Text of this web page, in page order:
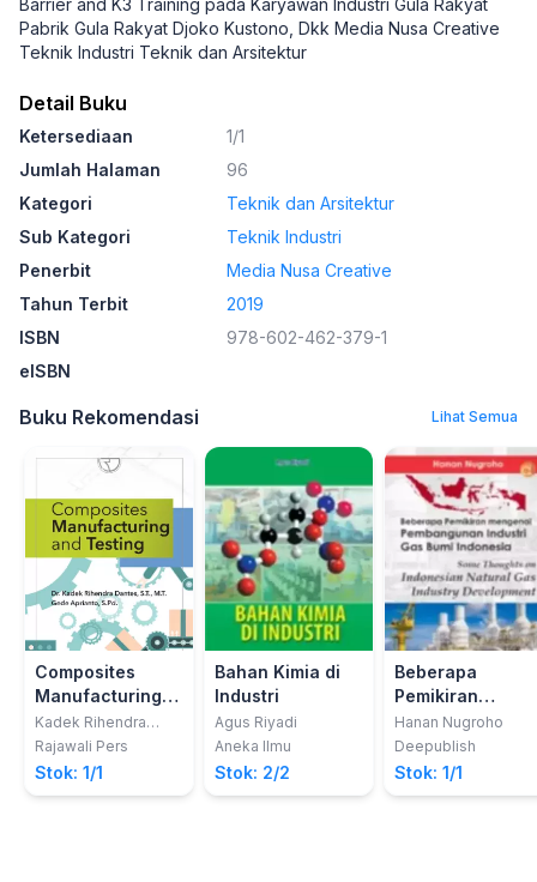
Pabrik Gula Rakyat Djoko Kustono, Dkk Media Nusa Creative
Teknik Industri Teknik dan Arsitektur
Detail Buku
Ketersediaan
1/1
Jumlah Halaman
96
Kategori
Teknik dan Arsitektur
Sub Kategori
Teknik Industri
Penerbit
Media Nusa Creative
Tahun Terbit
2019
ISBN
978-602-462-379-1
eISBN
Buku Rekomendasi Lihat Semua
Composites
Manufacturing
and Testing
Kadek Rihendra
Dantes
Rajawali Pers
Stok: 1/1
Bahan Kimia di
Industri
Agus Riyadi
Aneka Ilmu
Stok: 2/2
Beberapa
Pemikiran
Mengenai
Pembangunan
Industri Gas
Indonesia Some
Hanan Nugroho
Deepublish
Stok: 1/1